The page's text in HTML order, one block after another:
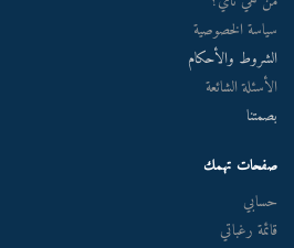
سياسة الخصوصية
الشروط والأحكام
الأسئلة الشائعة
بصمتنا
صفحات تهمك
حسابي
قائمة رغباتي